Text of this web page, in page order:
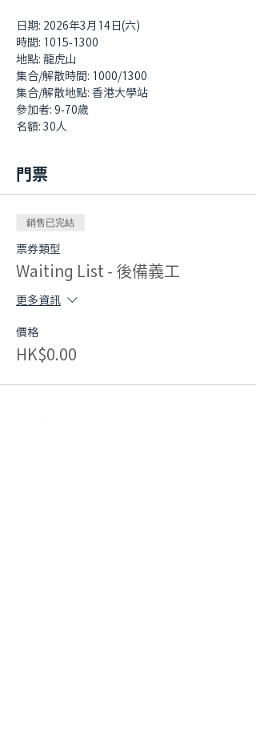
日期: 2026年3月14日(六)
時間: 1015-1300
地點: 龍虎山
集合/解散時間: 1000/1300
集合/解散地點: 香港大學站
參加者: 9-70歲
名額: 30人
門票
銷售已完結
票券類型
Waiting List - 後備義工
更多資訊
價格
HK$0.00
分享此活動